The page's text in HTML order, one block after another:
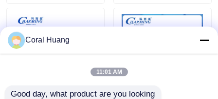
समाचार
एलईडी वीडियो दीवार प्रदर्शन
Coral Huang
11:01 AM
Good day, what product are you looking